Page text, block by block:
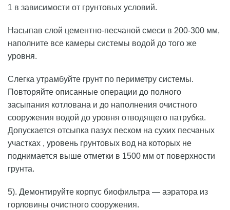
1 в зависимости от грунтовых условий.
Насыпав слой цементно-песчаной смеси в 200-300 мм,
наполните все камеры системы водой до того же
уровня.
Слегка утрамбуйте грунт по периметру системы.
Повторяйте описанные операции до полного
засыпания котлована и до наполнения очистного
сооружения водой до уровня отводящего патрубка.
Допускается отсыпка пазух песком на сухих песчаных
участках , уровень грунтовых вод на которых не
поднимается выше отметки в 1500 мм от поверхности
грунта.
5). Демонтируйте корпус биофильтра — аэратора из
горловины очистного сооружения.